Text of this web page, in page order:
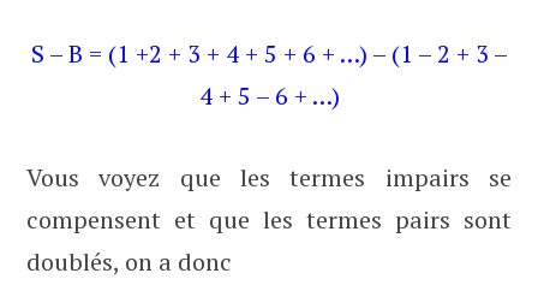
S – B = (1 +2 + 3 + 4 + 5 + 6 + …) – (1 – 2 + 3 –
4 + 5 – 6 + …)
Vous voyez que les termes impairs se
compensent et que les termes pairs sont
doublés, on a donc